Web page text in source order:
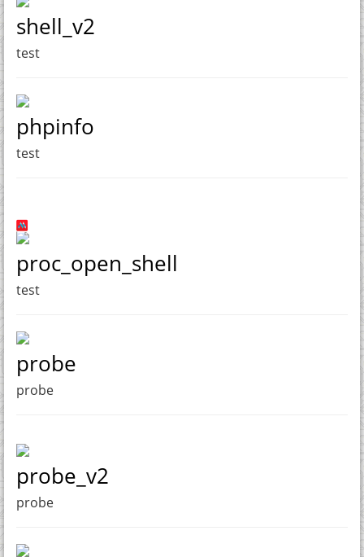
shell_v2
test
phpinfo
test
proc_open_shell
test
probe
probe
probe_v2
probe